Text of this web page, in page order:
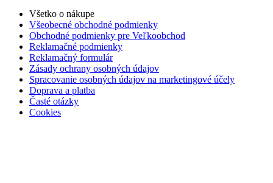
Všetko o nákupe
Všeobecné obchodné podmienky
Obchodné podmienky pre Veľkoobchod
Reklamačné podmienky
Reklamačný formulár
Zásady ochrany osobných údajov
Spracovanie osobných údajov na marketingové účely
Doprava a platba
Časté otázky
Cookies